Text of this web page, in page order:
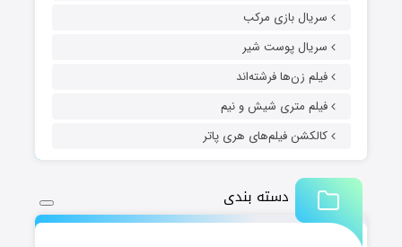
سریال بازی مرکب
سریال پوست شیر
فیلم زن‌ها فرشته‌اند
فیلم متری شیش و نیم
کالکشن فیلم‌های هری پاتر
دسته بندی